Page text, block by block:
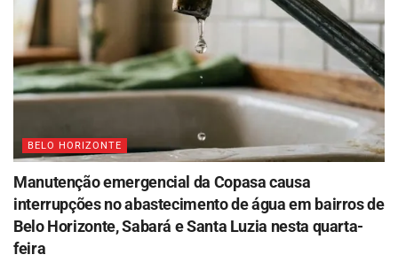
BELO HORIZONTE
Manutenção emergencial da Copasa causa
interrupções no abastecimento de água em bairros de
Belo Horizonte, Sabará e Santa Luzia nesta quarta-
feira